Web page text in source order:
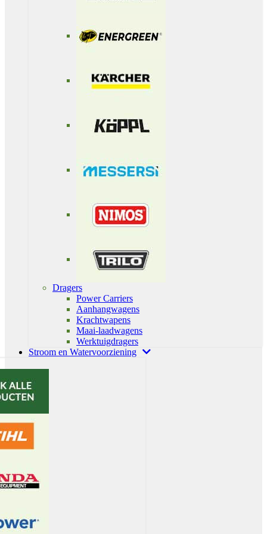
Dragers
Power Carriers
Aanhangwagens
Krachtwapens
Maai-laadwagens
Werktuigdragers
Stroom en Watervoorziening